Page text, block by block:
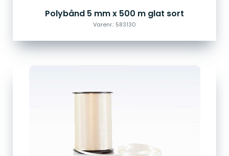
Polybånd 5 mm x 500 m glat sort
Varenr.: 583130